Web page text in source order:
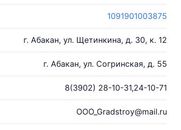
1091901003875
г. Абакан, ул. Щетинкина, д. 30, к. 12
г. Абакан, ул. Согринская, д. 55
8(3902) 28-10-31,24-10-71
OOO_Gradstroy@mail.ru